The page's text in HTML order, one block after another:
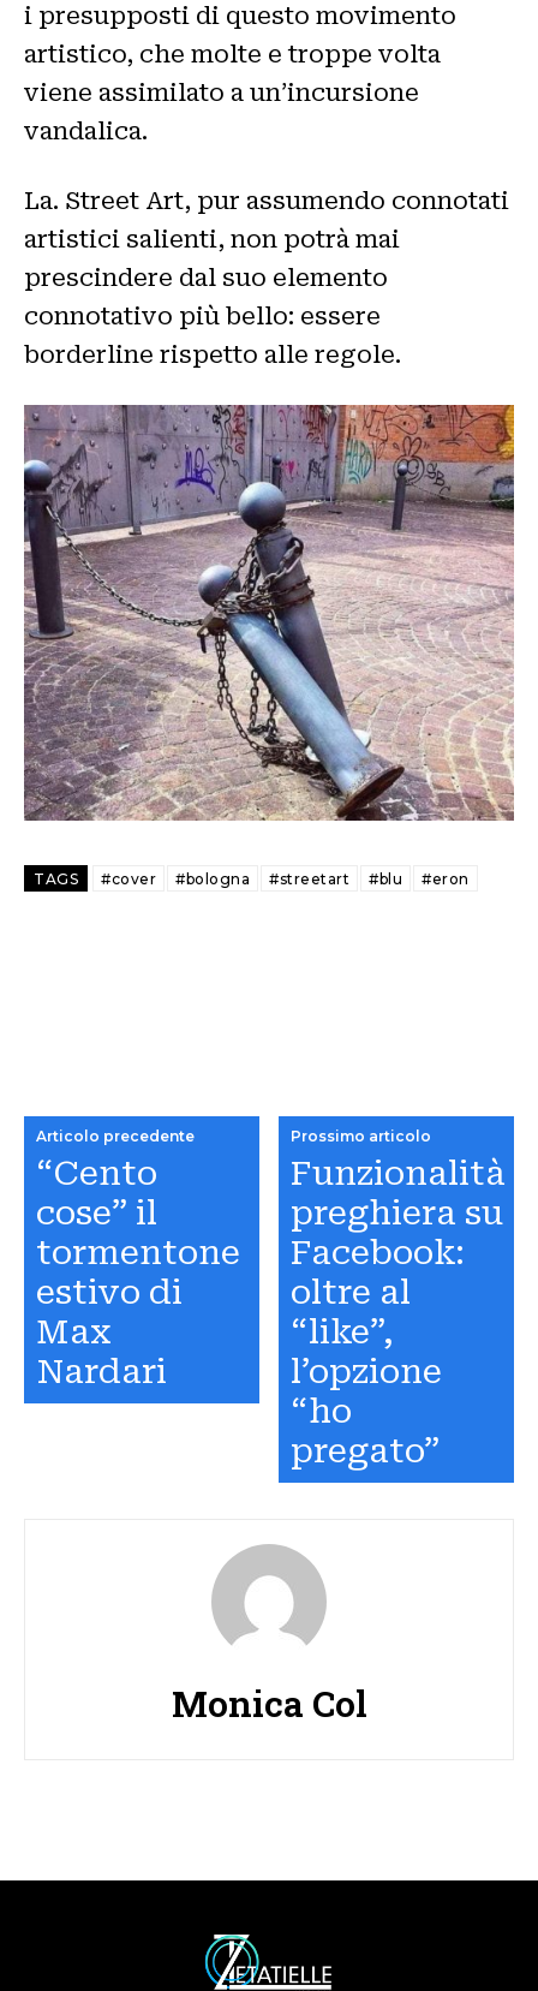
i presupposti di questo movimento
artistico, che molte e troppe volta
viene assimilato a un’incursione
vandalica.
La. Street Art, pur assumendo connotati
artistici salienti, non potrà mai
prescindere dal suo elemento
connotativo più bello: essere
borderline rispetto alle regole.
TAGS #cover #bologna #streetart #blu #eron
Articolo precedente
“Cento
cose” il
tormentone
estivo di
Max
Nardari
Prossimo articolo
Funzionalità
preghiera su
Facebook:
oltre al
“like”,
l’opzione
“ho
pregato”
Monica Col